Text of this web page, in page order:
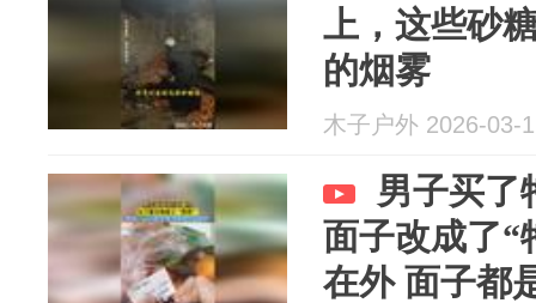
上，这些砂
的烟雾
木子户外 2026-03-
男子买了
面子改成了“
在外 面子都